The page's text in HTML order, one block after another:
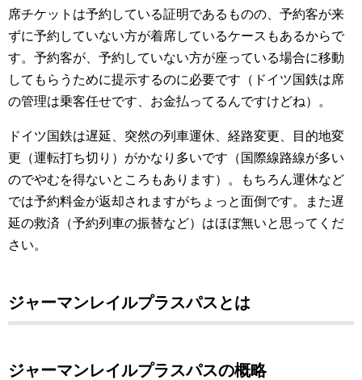
席チケットは予約している証明であるものの、予約客が来
ずに予約していない方が着席しているケースもあるからで
す。予約客が、予約していない方が座っている場合に移動
してもらうために提示するのに必要です（ドイツ国鉄は席
の管理は乗客任せです、お金払ってるんですけどね）。
ドイツ国鉄は遅延、突然の列車運休、経路変更、目的地変
更（運転打ち切り）がかなり多いです（国際線路線が多い
のでやむを得ないところもあります）。もちろん運休など
では予約料金が返却されますがちょっと面倒です。また遅
延の救済（予約列車の振替など）はほぼ無いと思ってくだ
さい。
ジャーマンレイルプラスパスとは
ジャーマンレイルプラスパスの概略